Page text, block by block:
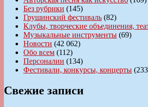
Без рубрики (145)
Грушинский фестиваль (82)
Клубы, творческие объединения,
Музыкальные инструменты (69)
Новости (42 062)
Обо всем (112)
Персоналии (134)
Фестивали, конкурсы, концерты
Свежие записи